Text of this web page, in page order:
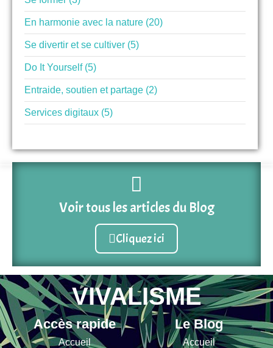
En harmonie avec la nature (20)
Se divertir et se cultiver (5)
Do It Yourself (5)
Entraide, soutien et partage (2)
Services digitaux (5)
Voir tous les articles du Blog
Cliquez ici
VIVALISME
Accès rapide
Accueil
Le Blog
Accueil